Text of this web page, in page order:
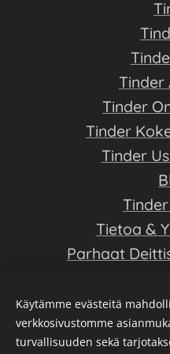
Tinder
Tinder
Tinder
Tinder
Tietoa &
Parhaat
Deittiopas on ilmainen opas
Tinder profiili, ja
+18 vuotiaille -- Voidaan
Käytämme evästeitä
verkkosivustomme
turvallisuuden sekä